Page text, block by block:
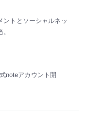
ントとソーシャルネッ
noteアカウント開